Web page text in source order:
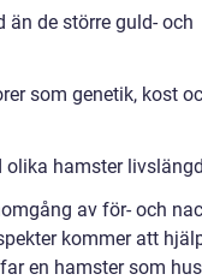
de större guld- och
som genetik, kost
olika hamster
av för- och
kommer att
en hamster som